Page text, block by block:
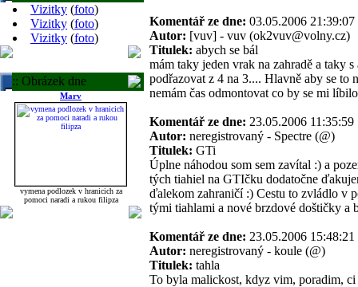
Vizitky (foto)
Vizitky (foto)
Vizitky (foto)
:: Obrázek dne
Marv
vymena podlozek v hranicich za
pomoci naradi a rukou filipza
Komentář ze dne: 03.05.2006
Autor: [vuv] - vuv (ok2vuv@volny.cz)
Titulek: abych se bál
mám taky jeden vrak na zahradě a taky
podřazovat z 4 na 3.... Hlavně aby se to
nemám čas odmontovat co by se mi
Komentář ze dne: 23.05.2006
Autor: neregistrovaný - Spectre (@)
Titulek: GTi
Úplne náhodou som sem zavítal :) a
tých tiahiel na GTIčku dodatočne
ďalekom zahraničí :) Cestu to zvládlo v
tými tiahlami a nové brzdové doštičky a
Komentář ze dne: 23.05.2006
Autor: neregistrovaný - koule (@)
Titulek: tahla
To byla malickost, kdyz vim, poradim,